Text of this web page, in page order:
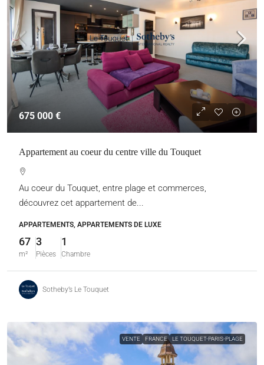
675 000 €
Appartement au coeur du centre ville du Touquet
Au coeur du Touquet, entre plage et commerces,
découvrez cet appartement de...
APPARTEMENTS, APPARTEMENTS DE LUXE
67
m²
3
Pièces
1
Chambre
Sotheby’s Le Touquet
VENTE FRANCE LE TOUQUET-PARIS-PLAGE